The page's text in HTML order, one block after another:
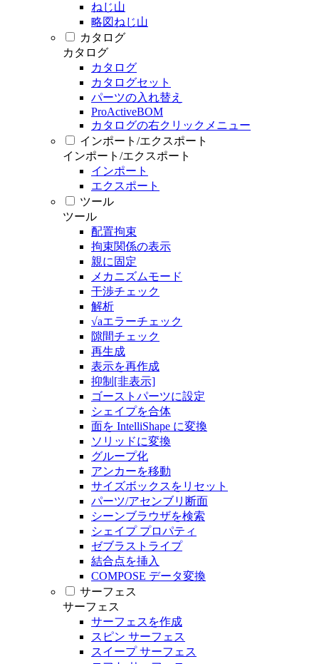
ねじ山
略図ねじ山
カタログ
カタログ
カタログ
カタログセット
パーツの入れ替え
ProActiveBOM
カタログの右クリックメニュー
インポート/エクスポート
インポート/エクスポート
インポート
エクスポート
ツール
ツール
配置拘束
拘束関係の表示
親に固定
メカニズムモード
干渉チェック
解析
√aエラーチェック
隙間チェック
再生成
表示を再作成
抑制[非表示]
ゴーストパーツに設定
シェイプを合体
面を IntelliShape に変換
ソリッドに変換
グループ化
アンカーを移動
サイズボックスをリセット
パーツ/アセンブリ断面
シーンブラウザを検索
シェイプ プロパティ
ゼブラストライプ
結合点を挿入
COMPOSE データ変換
サーフェス
サーフェス
サーフェスを作成
スピン サーフェス
スイープ サーフェス